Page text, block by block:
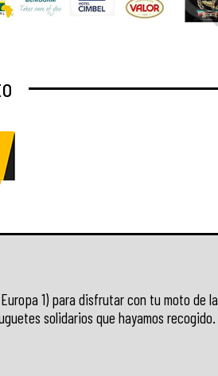
1) para disfrutar con tu moto de la
solidarios que hayamos recogido.